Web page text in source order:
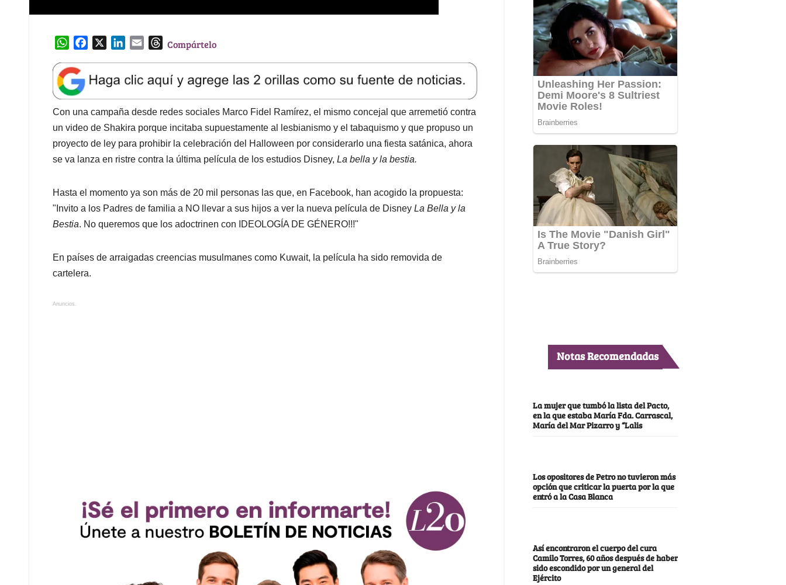
W
a
t
s
A
p
p
e
b
o
o
k
k
e
d
I
n
l
T
e
a
d
s
Compártelo
Con una campaña desde redes sociales Marco Fidel Ramírez, el mismo concejal que arremetió contra
un video de Shakira porque incitaba supuestamente al lesbianismo y el tabaquismo y que propuso un
proyecto de ley para prohibir la celebración del Halloween por considerarlo una fiesta satánica, ahora
se va lanza en ristre contra la última película de los estudios Disney, La bella y la bestia.
Hasta el momento ya son más de 20 mil personas las que, en Facebook, han acogido la propuesta:
"Invito a los Padres de familia a NO llevar a sus hijos a ver la nueva película de Disney La Bella y la
Bestia. No queremos que los adoctrinen con IDEOLOGÍA DE GÉNERO!!!"
En países de arraigadas creencias musulmanes como Kuwait, la película ha sido removida de
cartelera.
Anuncios.
Notas Recomendadas
La mujer que tumbó la lista del Pacto,
en la que estaba María Fda. Carrascal,
María del Mar Pizarro y “Lalis
Los opositores de Petro no tuvieron más
opción que criticar la puerta por la que
entró a la Casa Blanca
Así encontraron el cuerpo del cura
Camilo Torres, 60 años después de haber
sido escondido por un general del
Ejército